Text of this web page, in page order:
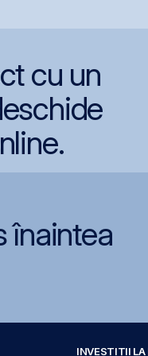
cu un
înaintea
INVESTIȚII LA